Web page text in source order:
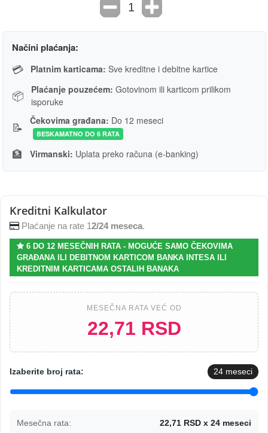
Načini plaćanja:
💳 Platnim karticama: Sve kreditne i debitne kartice
📦 Plaćanje pouzećem: Gotovinom ili karticom prilikom
isporuke
📝 Čekovima građana: Do 12 meseci
BESKAMATNO DO 6 RATA
🏦 Virmanski: Uplata preko računa (e-banking)
Kreditni Kalkulator
Plaćanje na rate 12/24 meseca.
6 DO 12 MESEČNIH RATA - MOGUĆE SAMO ČEKOVIMA
GRAĐANA ILI DEBITNOM KARTICOM BANKA INTESA ILI
KREDITNIM KARTICAMA OSTALIH BANAKA
MESEČNA RATA VEĆ OD
22,71 RSD
Izaberite broj rata: 24 meseci
Mesečna rata: 22,71 RSD x 24 meseci